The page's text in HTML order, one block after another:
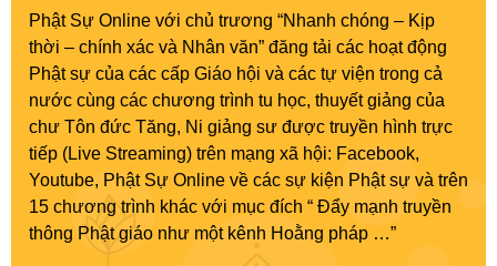
Phật Sự Online với chủ trương “Nhanh chóng – Kịp
thời – chính xác và Nhân văn” đăng tải các hoạt động
Phật sự của các cấp Giáo hội và các tự viện trong cả
nước cùng các chương trình tu học, thuyết giảng của
chư Tôn đức Tăng, Ni giảng sư được truyền hình trực
tiếp (Live Streaming) trên mạng xã hội: Facebook,
Youtube, Phật Sự Online về các sự kiện Phật sự và trên
15 chương trình khác với mục đích “ Đẩy mạnh truyền
thông Phật giáo như một kênh Hoằng pháp …”